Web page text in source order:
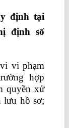
định tại
định số
vi phạm
hợp
quyền xử
lưu hồ sơ;